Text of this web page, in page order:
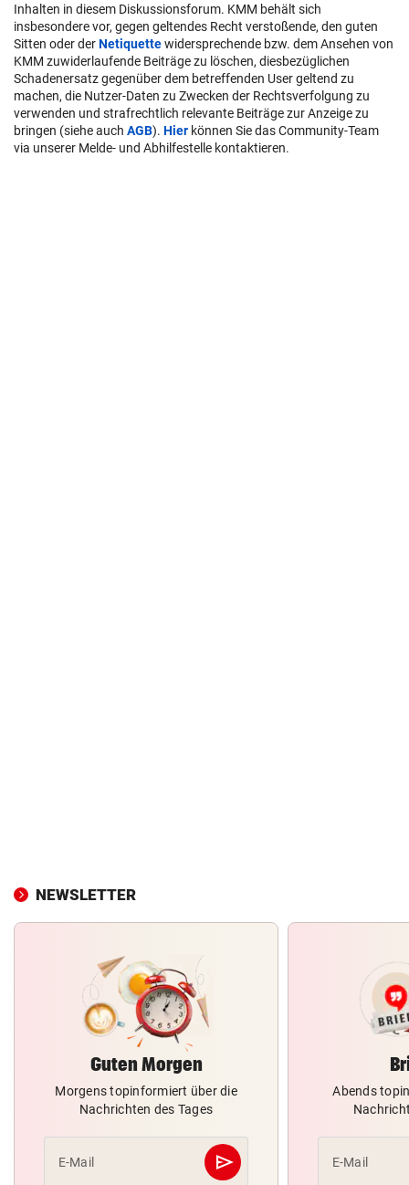
Inhalten in diesem Diskussionsforum. KMM behält sich
insbesondere vor, gegen geltendes Recht verstoßende, den guten
Sitten oder derNetiquettewidersprechende bzw. dem Ansehen von
KMM zuwiderlaufende Beiträge zu löschen, diesbezüglichen
Schadenersatz gegenüber dem betreffenden User geltend zu
machen, die Nutzer-Daten zu Zwecken der Rechtsverfolgung zu
verwenden und strafrechtlich relevante Beiträge zur Anzeige zu
bringen (siehe auch AGB). Hier können Sie das Community-Team
via unserer Melde- und Abhilfestelle kontaktieren.
NEWSLETTER
Guten Morgen
Morgens topinformiert über die
Nachrichten des Tages
E-Mail send
Abschicken
Abends
E-Mail